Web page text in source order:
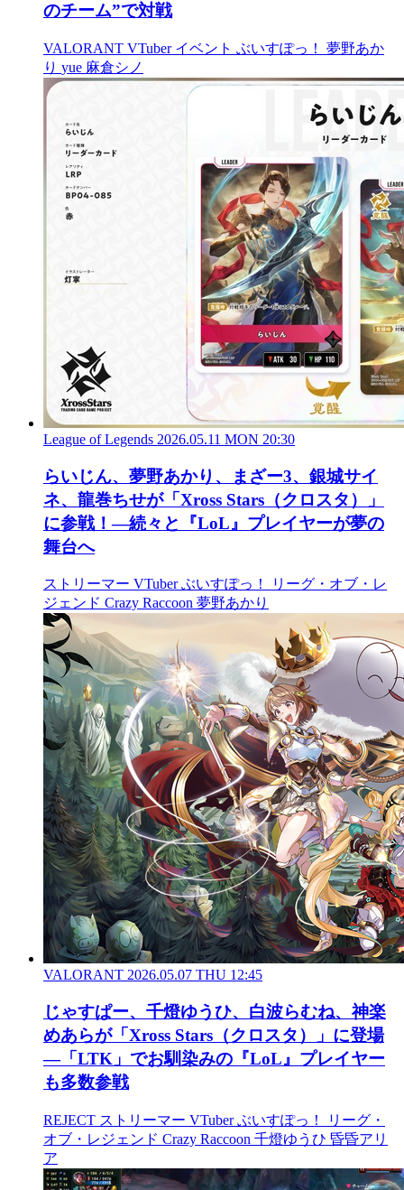
のチーム”で対戦
VALORANT VTuber イベント ぶいすぽっ！
夢野あか
り yue 麻倉シノ
League of Legends 2026.05.11 MON 20:30
らいじん、夢野あかり、まざー3、銀城サイ
ネ、龍巻ちせが「Xross Stars（クロスタ）」
に参戦！―続々と『LoL』プレイヤーが夢の
舞台へ
ストリーマー VTuber ぶいすぽっ！
リーグ・オブ・レ
ジェンド Crazy Raccoon 夢野あかり
VALORANT 2026.05.07 THU 12:45
じゃすぱー、千燈ゆうひ、白波らむね、神楽
めあらが「Xross Stars（クロスタ）」に登場
―「LTK」でお馴染みの『LoL』プレイヤー
も多数参戦
REJECT ストリーマー VTuber ぶいすぽっ！
リーグ・
オブ・レジェンド Crazy Raccoon 千燈ゆうひ 昏昏アリ
ア